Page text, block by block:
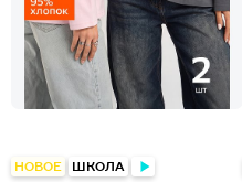
НОВОЕ ШКОЛА